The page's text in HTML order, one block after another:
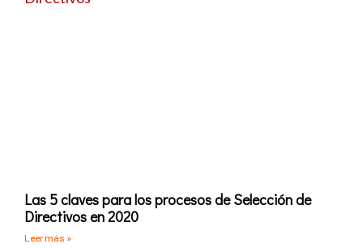
Las 5 claves para los procesos de Selección de
Directivos en 2020
Leer más »